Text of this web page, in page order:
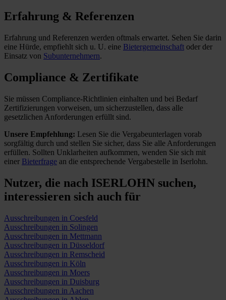
Erfahrung & Referenzen
Erfahrung und Referenzen werden oftmals erwartet. Sehen Sie darin
eine Hürde, empfiehlt sich u. U. eine Bietergemeinschaft oder der
Einsatz von Subunternehmern.
Compliance & Zertifikate
Sie müssen Compliance-Richtlinien einhalten und bei Bedarf
Zertifizierungen vorweisen, um sicherzustellen, dass alle
gesetzlichen Anforderungen erfüllt sind.
Unsere Empfehlung: Lesen Sie die Vergabeunterlagen vorab
sorgfältig durch und stellen Sie sicher, dass Sie alle Anforderungen
erfüllen. Sollten Unklarheiten aufkommen, wenden Sie sich mit
einer Bieterfrage an die entsprechende Vergabestelle in Iserlohn.
Nutzer, die nach ISERLOHN suchen,
interessieren sich auch für
Ausschreibungen in Coesfeld
Ausschreibungen in Solingen
Ausschreibungen in Mettmann
Ausschreibungen in Düsseldorf
Ausschreibungen in Remscheid
Ausschreibungen in Köln
Ausschreibungen in Moers
Ausschreibungen in Duisburg
Ausschreibungen in Aachen